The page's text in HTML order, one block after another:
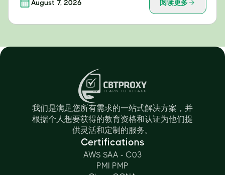
August 7, 2026 阅读更多
我们是满足您所有需求的一站式解决方案，并
根据个人想要获得的教育资格和认证为他们提
供灵活和定制的服务。
Certifications
AWS SAA - C03
PMI PMP